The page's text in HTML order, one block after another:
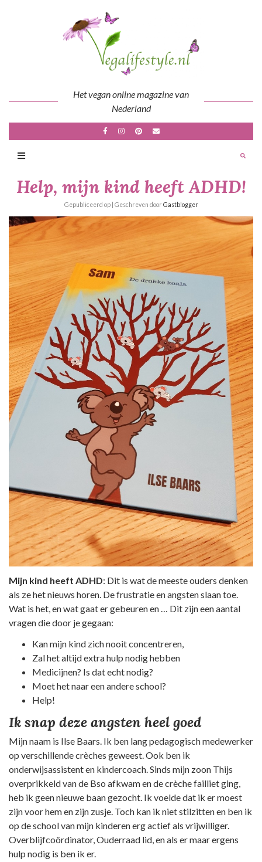
Het vegan online magazine van
Nederland
Help, mijn kind heeft ADHD!
Gepubliceerd op | Geschreven door Gastblogger
Mijn kind heeft ADHD: Dit is wat de meeste ouders denken
als ze het nieuws horen. De frustratie en angsten slaan toe.
Wat is het, en wat gaat er gebeuren en … Dit zijn een aantal
vragen die door je gegaan:
Kan mijn kind zich nooit concentreren,
Zal het altijd extra hulp nodig hebben
Medicijnen? Is dat echt nodig?
Moet het naar een andere school?
Help!
Ik snap deze angsten heel goed
Mijn naam is Ilse Baars. Ik ben lang pedagogisch medewerker
op verschillende crèches geweest. Ook ben ik
onderwijsassistent en kindercoach. Sinds mijn zoon Thijs
overprikkeld van de Bso afkwam en de crèche failliet ging,
heb ik geen nieuwe baan gezocht. Ik voelde dat ik er moest
zijn voor hem en zijn zusje. Toch kan ik niet stilzitten en ben ik
op de school van mijn kinderen erg actief als vrijwilliger.
Overblijfcoördinator, Ouderraad lid, en als er maar ergens
hulp nodig is ben ik er.